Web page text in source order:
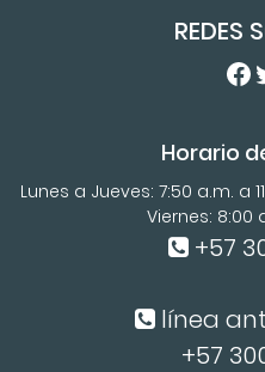
REDES
Horario
Lunes a Jueves: 7:50 a.m. a
Viernes: 8:00
+57
línea
+57